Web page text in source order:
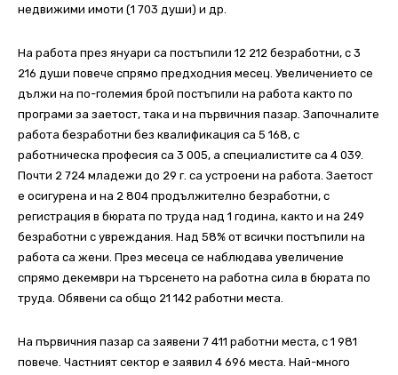
недвижими имоти (1 703 души) и др.
На работа през януари са постъпили 12 212 безработни, с 3
216 души повече спрямо предходния месец. Увеличението се
дължи на по-големия брой постъпили на работа както по
програми за заетост, така и на първичния пазар. Започналите
работа безработни без квалификация са 5 168, с
работническа професия са 3 005, а специалистите са 4 039.
Почти 2 724 младежи до 29 г. са устроени на работа. Заетост
е осигурена и на 2 804 продължително безработни, с
регистрация в бюрата по труда над 1 година, както и на 249
безработни с увреждания. Над 58% от всички постъпили на
работа са жени. През месеца се наблюдава увеличение
спрямо декември на търсенето на работна сила в бюрата по
труда. Обявени са общо 21 142 работни места.
На първичния пазар са заявени 7 411 работни места, с 1 981
повече. Частният сектор е заявил 4 696 места. Най-много